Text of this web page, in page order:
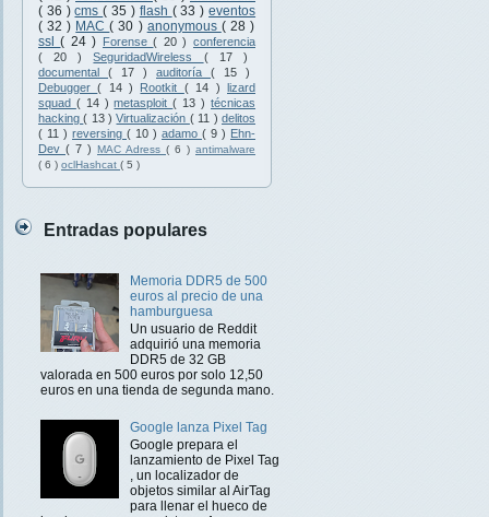
( 36 )cms( 35 ) flash ( 33 )eventos
( 32 ) MAC( 30 ) anonymous ( 28 )
ssl( 24 ) Forense( 20 ) conferencia
( 20 )SeguridadWireless ( 17 )
documental ( 17 ) auditoría ( 15 )
Debugger( 14 ) Rootkit ( 14 ) lizard
squad ( 14 )metasploit( 13 ) técnicas
hacking( 13 )Virtualización ( 11 ) delitos
( 11 ) reversing ( 10 ) adamo ( 9 ) Ehn-
Dev ( 7 ) MAC Adress ( 6 ) antimalware
( 6 ) oclHashcat ( 5 )
Entradas populares
Memoria DDR5 de 500
euros al precio de una
hamburguesa
Un usuario de Reddit
adquirió una memoria
DDR5 de 32 GB
valorada en 500 euros por solo 12,50
euros en una tienda de segunda mano.
Google lanza Pixel Tag
Google prepara el
lanzamiento de Pixel Tag
, un localizador de
objetos similar al AirTag
para llenar el hueco de